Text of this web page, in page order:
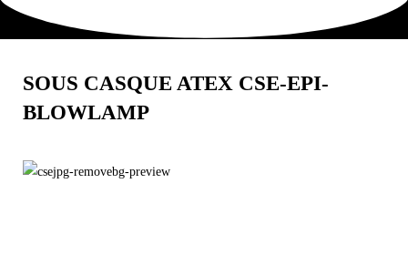
SOUS CASQUE ATEX CSE-EPI-
BLOWLAMP